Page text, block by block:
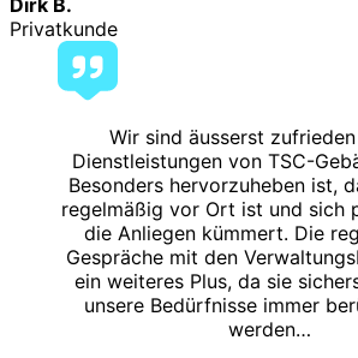
Privatkunde
Wir sind äusserst
Dienstleistungen von TSC-
Besonders hervorzuheben ist,
regelmäßig vor Ort ist und sich
die Anliegen kümmert. Die
Gespräche mit den
ein weiteres Plus, da sie
unsere Bedürfnisse immer
werden…